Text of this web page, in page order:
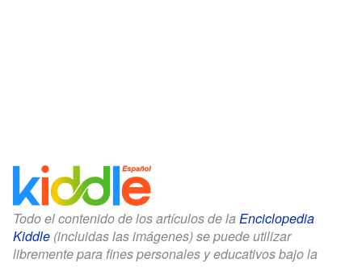
Todo el contenido de los artículos de la Enciclopedia
Kiddle (incluidas las imágenes) se puede utilizar
libremente para fines personales y educativos bajo la